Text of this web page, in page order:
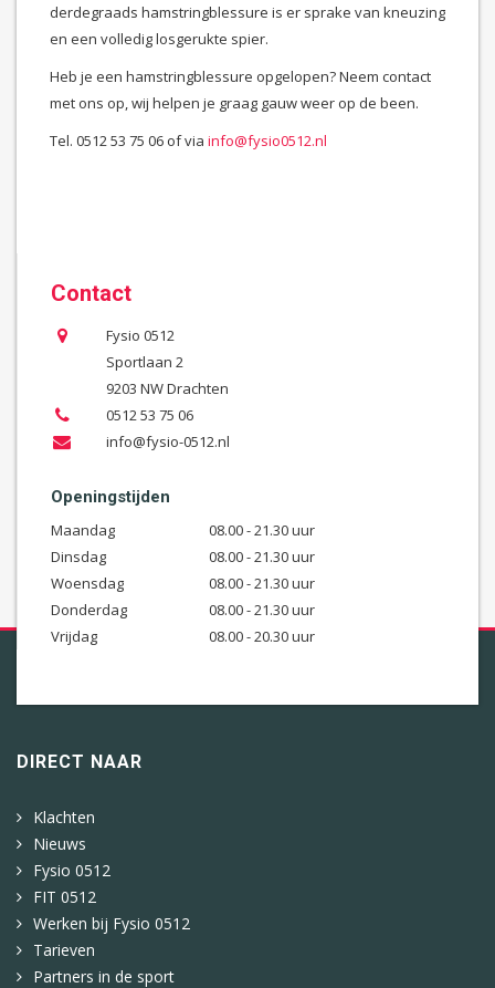
derdegraads hamstringblessure is er sprake van kneuzing
en een volledig losgerukte spier.
Heb je een hamstringblessure opgelopen? Neem contact
met ons op, wij helpen je graag gauw weer op de been.
Tel. 0512 53 75 06 of via info@fysio0512.nl
Contact
Fysio 0512
Sportlaan 2
9203 NW Drachten
0512 53 75 06
info@fysio-0512.nl
Openingstijden
Maandag
08.00 - 21.30 uur
Dinsdag
08.00 - 21.30 uur
Woensdag
08.00 - 21.30 uur
Donderdag
08.00 - 21.30 uur
Vrijdag
08.00 - 20.30 uur
DIRECT NAAR
Klachten
Nieuws
Fysio 0512
FIT 0512
Werken bij Fysio 0512
Tarieven
Partners in de sport